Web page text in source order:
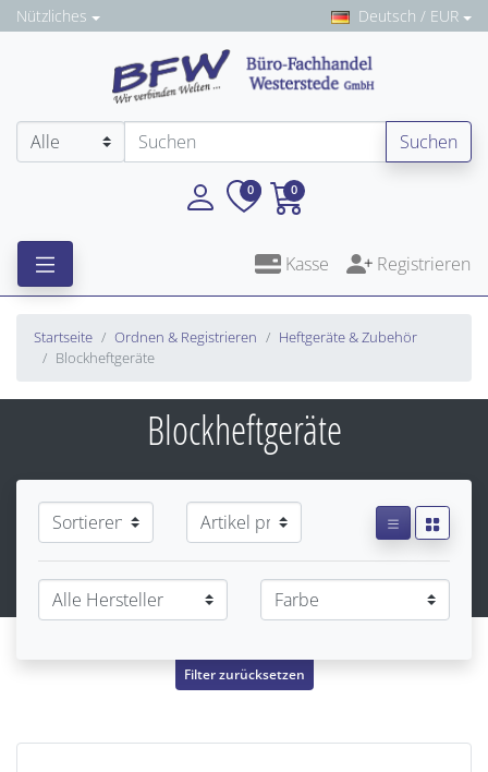
Nützliches Deutsch / EUR
Suchen
0 0
Kasse Registrieren
Startseite Ordnen & Registrieren
Heftgeräte & Zubehör
Blockheftgeräte
Blockheftgeräte
Filter zurücksetzen